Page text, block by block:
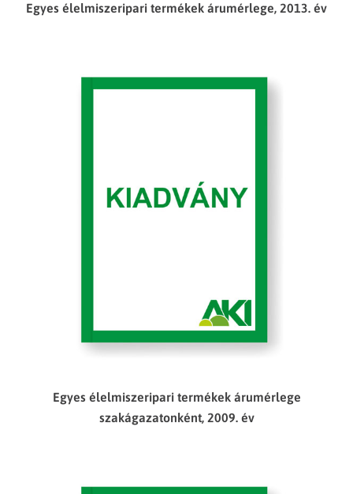
Egyes élelmiszeripari termékek árumérlege, 2013. év
Egyes élelmiszeripari termékek árumérlege
szakágazatonként, 2009. év